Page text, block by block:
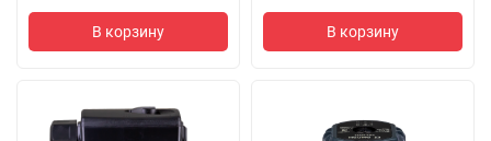
В корзину В корзину